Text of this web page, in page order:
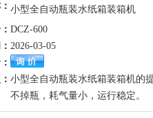
小型全自动瓶装水纸箱装箱机
DCZ-600
2026-03-05
小型全自动瓶装水纸箱装箱机的
不掉瓶，耗气量小，运行稳定。